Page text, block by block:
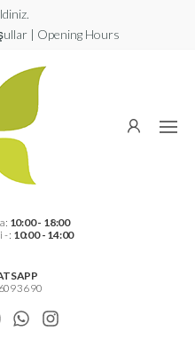
| Opening Hours
Görsel
10:00 - 18:00
- : 10:00 - 14:00
36 90